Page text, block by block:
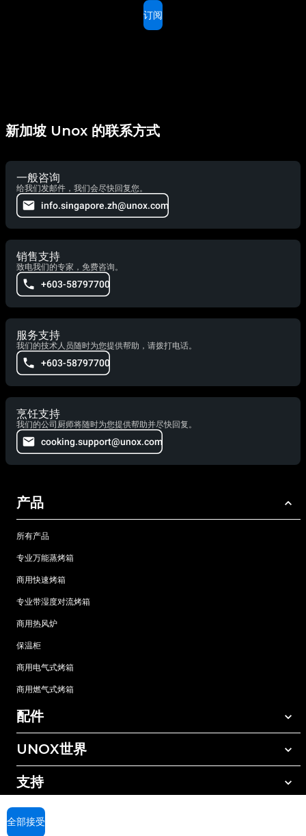
订阅
新加坡 Unox 的联系方式
一般咨询
给我们发邮件，我们会尽快回复您。
info.singapore.zh@unox.com
销售支持
致电我们的专家，免费咨询。
+603-58797700
服务支持
我们的技术人员随时为您提供帮助，请拨打电话。
+603-58797700
烹饪支持
我们的公司厨师将随时为您提供帮助并尽快回复。
cooking.support@unox.com
产品
所有产品
专业万能蒸烤箱
商用快速烤箱
专业带湿度对流烤箱
商用热风炉
保温柜
商用电气式烤箱
商用燃气式烤箱
配件
所有配件
手动清洗清洁剂
树脂过滤水处理
UNOX世界
我们在全球的办事处
支持
UNOX质保
全部接受